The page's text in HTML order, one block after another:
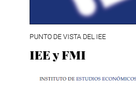
PUNTO DE VISTA DEL IEE
IEE y FMI